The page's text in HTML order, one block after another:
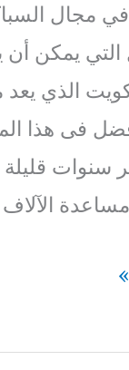
مجال
يمكن أن
الذي يعد
فى هذا
قليلة